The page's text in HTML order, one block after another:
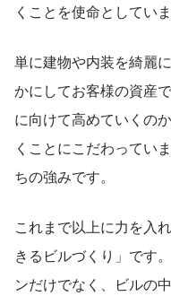
くことを使命としていま
単に建物や内装を綺麗
かにしてお客様の資産
に向けて高めていくの
くことにこだわってい
ちの強みです。
これまで以上に力を入
きるビルづくり」です
ンだけでなく、ビルの